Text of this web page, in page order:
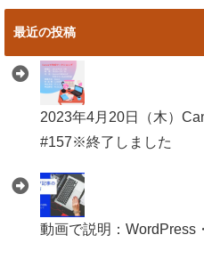
最近の投稿
2023年4月20日（木）
#157※終了しました
動画で説明：WordPress